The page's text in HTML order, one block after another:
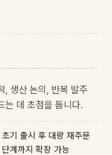
, 생산 논의, 반복 발주
는 데 초점을 둡니다.
초기 출시 후 대량 재주문
단계까지 확장 가능